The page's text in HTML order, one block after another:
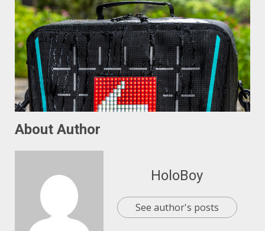
About Author
HoloBoy
See author's posts